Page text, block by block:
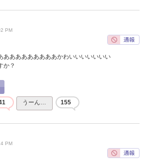
PM
あああああああああかわいいいいいいい
か？
うーん… 155
PM